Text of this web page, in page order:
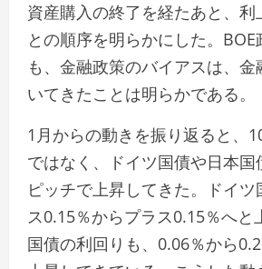
資産購入の終了を経たあと、利
との順序を明らかにした。
も、金融政策のバイアスは、
いてきたことは明らかである。
1月からの動きを振り返ると、
ではなく、ドイツ国債や日本国
ピッチで上昇してきた。ドイ
ス0.15％からプラス0.15％へと
国債の利回りも、0.06％から